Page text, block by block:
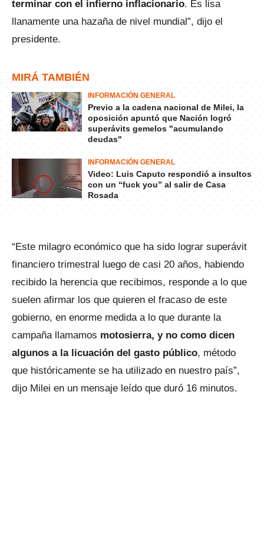
terminar con el infierno inflacionario. Es lisa
llanamente una hazaña de nivel mundial”, dijo el
presidente.
MIRÁ TAMBIÉN
INFORMACIÓN GENERAL
Previo a la cadena nacional de Milei, la
oposición apuntó que Nación logró
superávits gemelos "acumulando
deudas"
INFORMACIÓN GENERAL
Video: Luis Caputo respondió a insultos
con un “fuck you” al salir de Casa
Rosada
“Este milagro económico que ha sido lograr superávit
financiero trimestral luego de casi 20 años, habiendo
recibido la herencia que recibimos, responde a lo que
suelen afirmar los que quieren el fracaso de este
gobierno, en enorme medida a lo que durante la
campaña llamamos motosierra, y no como dicen
algunos a la licuación del gasto público, método
que históricamente se ha utilizado en nuestro país”,
dijo Milei en un mensaje leído que duró 16 minutos.